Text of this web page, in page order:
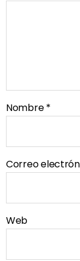
Nombre*
Correo
Web